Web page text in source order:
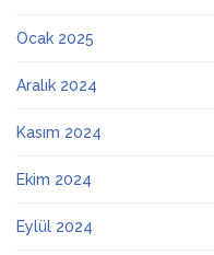
Ocak 2025
Aralık 2024
Kasım 2024
Ekim 2024
Eylül 2024